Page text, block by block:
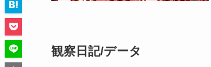
観察日記/データ